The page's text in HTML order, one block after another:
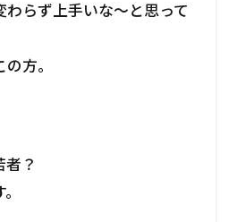
らず上手いな～と思って
方。
？